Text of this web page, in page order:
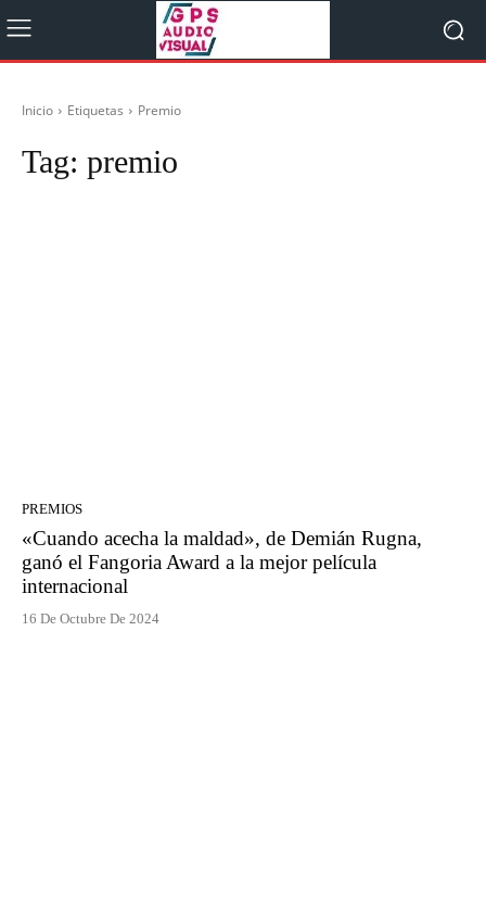
Inicio Etiquetas Premio
Tag: premio
PREMIOS
«Cuando acecha la maldad», de Demián Rugna,
ganó el Fangoria Award a la mejor película
internacional
16 De Octubre De 2024